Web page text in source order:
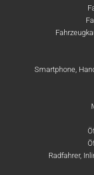
Smartphone,
Radfahrer,